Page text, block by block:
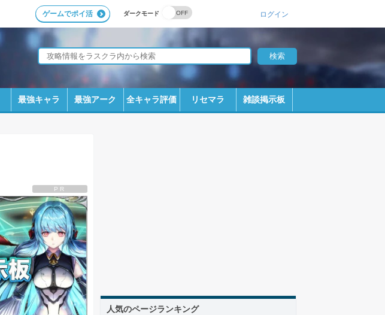
ダークモード
ゲームでポイ活 ログイン
最強キャラ 最強アーク 全キャラ評価 リセマラ 雑談掲示板
PR
人気のページランキング